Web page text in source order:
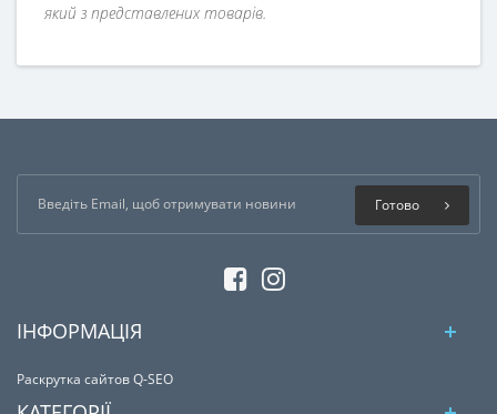
який з представлених товарів.
Готово
ІНФОРМАЦІЯ
Раскрутка сайтов Q-SEO